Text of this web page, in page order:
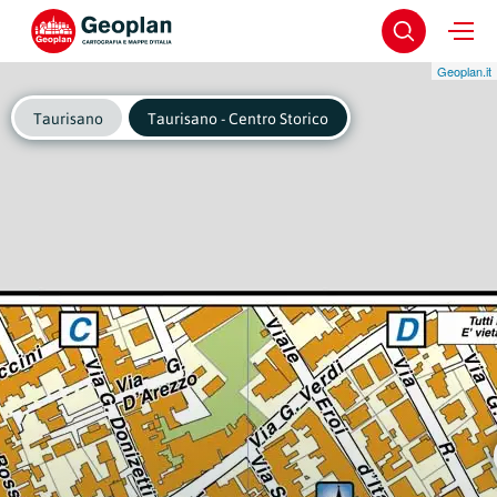
Geoplan.it
Taurisano Taurisano - Centro Storico